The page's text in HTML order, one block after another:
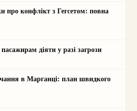
про конфлікт з Гегсетом: повна
діяти у разі загрози
в Марганці: план швидкого